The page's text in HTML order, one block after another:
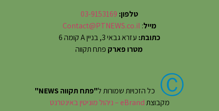
טלפון: 03-9153169
מייל:
Contact@PTNEWS.co.il
כתובת: עזרא גבאי 3, בניין A קומה 6
מטרו פארק פתח תקווה
Ⓒ כל הזכויות שמורות ל"פתח תקווה NEWS"
מקבוצתeBrand – ניהול מוניטין באינטרנט